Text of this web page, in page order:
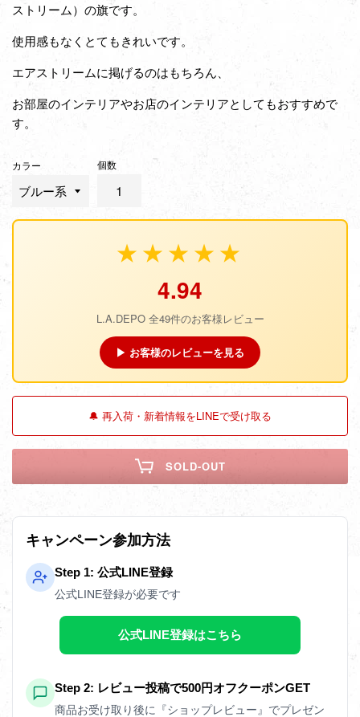
ストリーム）の旗です。
使用感もなくとてもきれいです。
エアストリームに掲げるのはもちろん、
お部屋のインテリアやお店のインテリアとしてもおすすめで
す。
カラー 個数
★★★★★
4.94
L.A.DEPO 全49件のお客様レビュー
▶ お客様のレビューを見る
🔔 再入荷・新着情報をLINEで受け取る
SOLD-OUT
キャンペーン参加方法
Step 1: 公式LINE登録
公式LINE登録が必要です
公式LINE登録はこちら
Step 2: レビュー投稿で500円オフクーポンGET
商品お受け取り後に『ショップレビュー』でプレゼン